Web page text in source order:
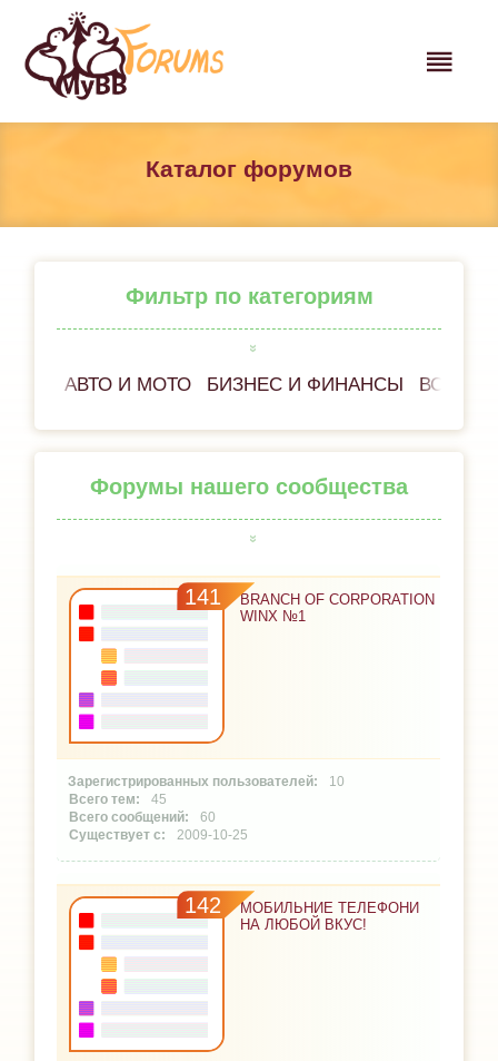
Каталог форумов
Фильтр по категориям
АВТО И МОТО БИЗНЕС И ФИНАНСЫ ВСЁ
Форумы нашего сообщества
141
BRANCH OF CORPORATION
WINX №1
10
45
60
2009-10-25
142
МОБИЛЬНИЕ ТЕЛЕФОНИ
НА ЛЮБОЙ ВКУС!